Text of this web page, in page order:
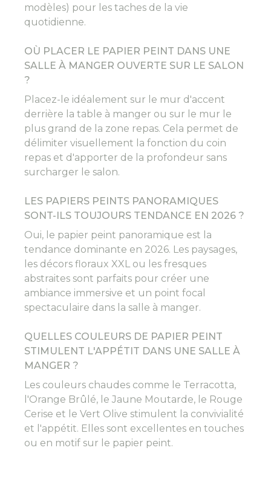
modèles) pour les taches de la vie
quotidienne.
OÙ PLACER LE PAPIER PEINT DANS UNE
SALLE À MANGER OUVERTE SUR LE SALON
?
Placez-le idéalement sur le mur d'accent
derrière la table à manger ou sur le mur le
plus grand de la zone repas. Cela permet de
délimiter visuellement la fonction du coin
repas et d'apporter de la profondeur sans
surcharger le salon.
LES PAPIERS PEINTS PANORAMIQUES
SONT-ILS TOUJOURS TENDANCE EN 2026 ?
Oui, le papier peint panoramique est la
tendance dominante en 2026. Les paysages,
les décors floraux XXL ou les fresques
abstraites sont parfaits pour créer une
ambiance immersive et un point focal
spectaculaire dans la salle à manger.
QUELLES COULEURS DE PAPIER PEINT
STIMULENT L'APPÉTIT DANS UNE SALLE À
MANGER ?
Les couleurs chaudes comme le Terracotta,
l'Orange Brûlé, le Jaune Moutarde, le Rouge
Cerise et le Vert Olive stimulent la convivialité
et l'appétit. Elles sont excellentes en touches
ou en motif sur le papier peint.